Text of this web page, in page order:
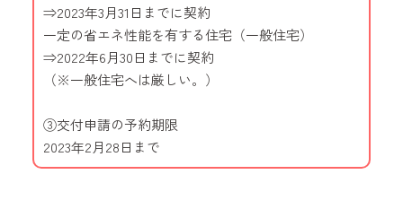
⇒2023年3月31日までに契約
一定の省エネ性能を有する住宅（一般住宅）
⇒2022年6月30日までに契約
（※一般住宅へは厳しい。）
③交付申請の予約期限
2023年2月28日まで